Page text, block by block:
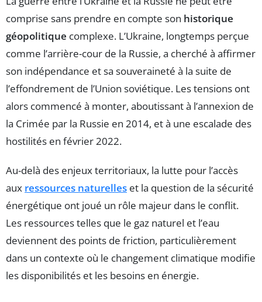
comprise sans prendre en compte son historique
géopolitique complexe. L’Ukraine, longtemps perçue
comme l’arrière-cour de la Russie, a cherché à affirmer
son indépendance et sa souveraineté à la suite de
l’effondrement de l’Union soviétique. Les tensions ont
alors commencé à monter, aboutissant à l’annexion de
la Crimée par la Russie en 2014, et à une escalade des
hostilités en février 2022.
Au-delà des enjeux territoriaux, la lutte pour l’accès
aux ressources naturelles et la question de la sécurité
énergétique ont joué un rôle majeur dans le conflit.
Les ressources telles que le gaz naturel et l’eau
deviennent des points de friction, particulièrement
dans un contexte où le changement climatique modifie
les disponibilités et les besoins en énergie.